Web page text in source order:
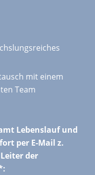
mit einem
Team
Lebenslauf und
per E-Mail z.
der